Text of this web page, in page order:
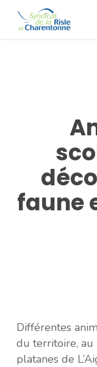
Skip
faune
Différentes
du territoire, au
platanes de